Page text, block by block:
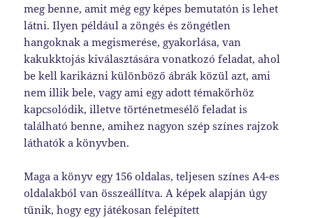
meg benne, amit még egy képes bemutatón is lehet
látni. Ilyen például a zöngés és zöngétlen
hangoknak a megismerése, gyakorlása, van
kakukktojás kiválasztására vonatkozó feladat, ahol
be kell karikázni különböző ábrák közül azt, ami
nem illik bele, vagy ami egy adott témakörhöz
kapcsolódik, illetve történetmesélő feladat is
található benne, amihez nagyon szép színes rajzok
láthatók a könyvben.
Maga a könyv egy 156 oldalas, teljesen színes A4-es
oldalakból van összeállítva. A képek alapján úgy
tűnik, hogy egy játékosan felépített